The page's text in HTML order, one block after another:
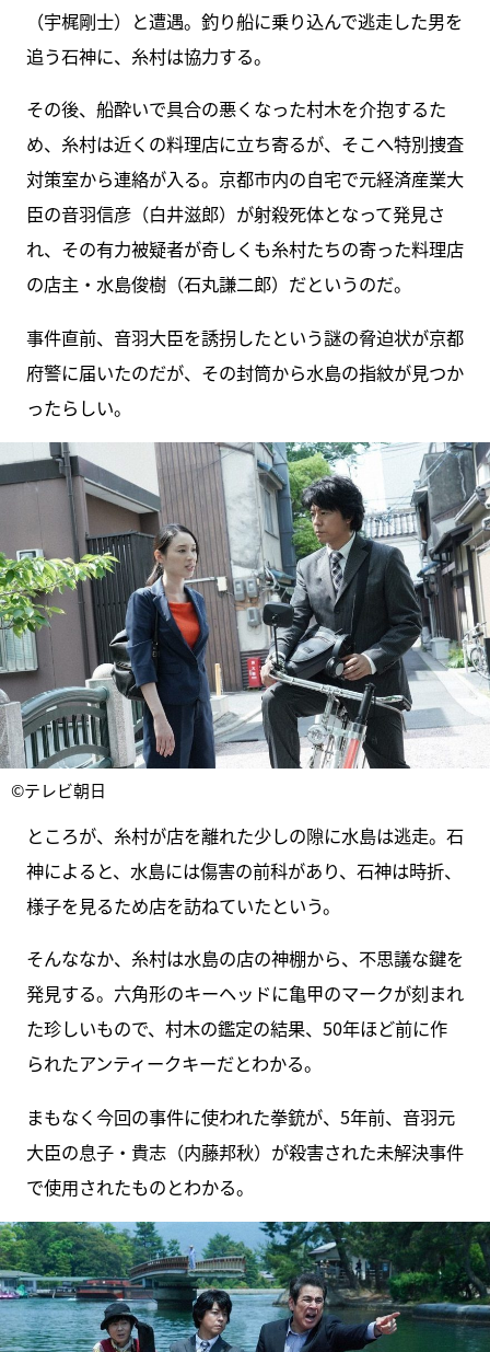
（宇梶剛士）と遭遇。釣り船に乗り込んで逃走した男を
追う石神に、糸村は協力する。
その後、船酔いで具合の悪くなった村木を介抱するた
め、糸村は近くの料理店に立ち寄るが、そこへ特別捜査
対策室から連絡が入る。京都市内の自宅で元経済産業大
臣の音羽信彦（白井滋郎）が射殺死体となって発見さ
れ、その有力被疑者が奇しくも糸村たちの寄った料理店
の店主・水島俊樹（石丸謙二郎）だというのだ。
事件直前、音羽大臣を誘拐したという謎の脅迫状が京都
府警に届いたのだが、その封筒から水島の指紋が見つか
ったらしい。
©テレビ朝日
ところが、糸村が店を離れた少しの隙に水島は逃走。石
神によると、水島には傷害の前科があり、石神は時折、
様子を見るため店を訪ねていたという。
そんななか、糸村は水島の店の神棚から、不思議な鍵を
発見する。六角形のキーヘッドに亀甲のマークが刻まれ
た珍しいもので、村木の鑑定の結果、50年ほど前に作
られたアンティークキーだとわかる。
まもなく今回の事件に使われた拳銃が、5年前、音羽元
大臣の息子・貴志（内藤邦秋）が殺害された未解決事件
で使用されたものとわかる。